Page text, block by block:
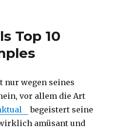
Royce
da
5'9”
this
Top 10
nur wegen seines
vor allem die Art
begeistert seine
amüsant und